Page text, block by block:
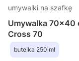
umywalki na szafkę
Umywalka 70x40
Cross 70
butelka 250 ml